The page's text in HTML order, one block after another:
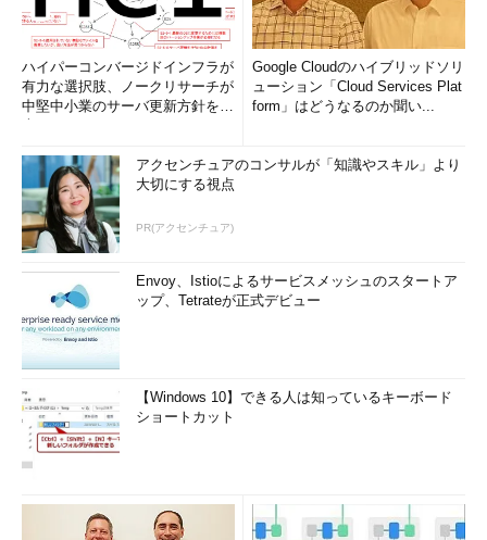
Exchange Serverを導入するためにはActive Directoryに対し
て、Exchange用のスキーマ拡張やセキュリティ・グループの作
成、（2番目以降の）ドメインの準備などの作業が必要である。
とはいえこれはすべてExchange Serverのインストール・ウィザ
ードで自動的に行われるため、管理者が手動で行う必要はない
ストールすることも可能）。
ただしこれらの作業を行うためには、「ドメインの機能レベ
ル」を「Windows 2000 Serverネイティブ」か「Windows
Server 2003」にしておく必要がある。このためには、［管理ツ
ール］の［Active Directoryドメインと信頼］ツールを起動し、
ドメイン名を右クリックして［ドメインの機能レベルを上げる］
を選択する。
ドメインの機能レベルを上げる（1）
ハイパーコンバージドインフラが
有力な選択肢、ノークリサーチが
中堅中小業のサーバ更新方針を調
Google Cloudのハイブリッドソリ
ューション「Cloud Services Plat
form」はどうなるのか聞い...
アクセンチュアのコンサルが「知識やスキル」より
大切にする視点
PR(アクセンチュア)
Envoy、Istioによるサービスメッシュのスタートア
ップ、Tetrateが正式デビュー
【Windows 10】できる人は知っているキーボード
ショートカット